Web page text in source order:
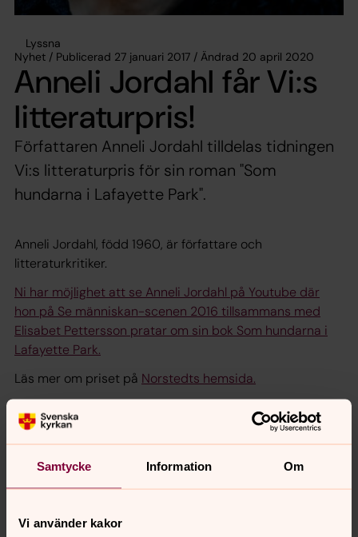
Samtycke Information Om
Vi använder kakor
Lyssna
Nyhet / Publicerad 27 januari 2017 / Ändrad 20 april 2020
Anneli Jordahl får Vi:s
litteraturpris!
Författaren Anneli Jordahl tilldelas tidningen
Vi:s litteraturpris för sin roman "Som
hundarna i Lafayette Park".
Anneli Jordahl, född 1960, är författare och
litteraturkritiker.
Ni har möjlighet att se Anneli Jordahl på Youtube där
hon på Se människan-scenen 2016 tillsammans med
Elisabet Pettersson pratar om sin bok Som hundarna i
Lafayette Park.
Läs mer om priset på Norstedts hemsida.
Såhär lyder prismotiveringen.